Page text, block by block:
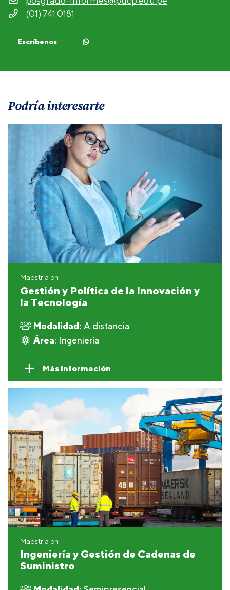
(01) 741 0181
Escríbenos
Podría interesarte
Maestría en
Gestión y Política de la Innovación y
la Tecnología
Modalidad: A distancia
Área: Ingeniería
Más información
Maestría en
Ingeniería y Gestión de Cadenas de
Suministro